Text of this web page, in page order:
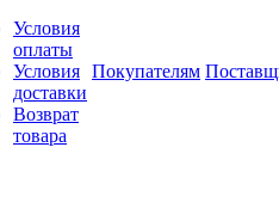
Условия
оплаты
Условия
доставки
Возврат
товара
Покупателям